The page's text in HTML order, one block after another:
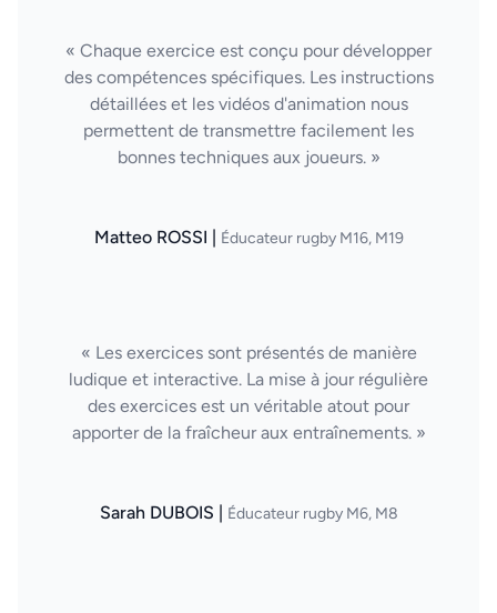
« Chaque exercice est conçu pour développer
des compétences spécifiques. Les instructions
détaillées et les vidéos d'animation nous
permettent de transmettre facilement les
bonnes techniques aux joueurs. »
Matteo ROSSI | Éducateur rugby M16, M19
« Les exercices sont présentés de manière
ludique et interactive. La mise à jour régulière
des exercices est un véritable atout pour
apporter de la fraîcheur aux entraînements. »
Sarah DUBOIS | Éducateur rugby M6, M8